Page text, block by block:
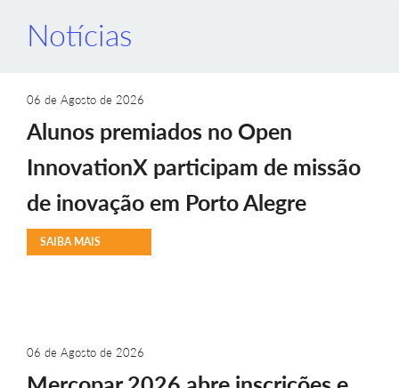
Notícias
06 de Agosto de 2026
Alunos premiados no Open
InnovationX participam de missão
de inovação em Porto Alegre
SAIBA MAIS
06 de Agosto de 2026